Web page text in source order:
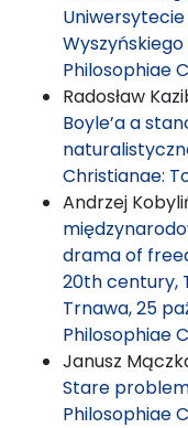
Philosophiae
Radosław
Boyle’a a
Christianae:
Andrzej
drama of
20th century,
Trnawa, 25
Philosophiae
Janusz
Stare
Philosophiae